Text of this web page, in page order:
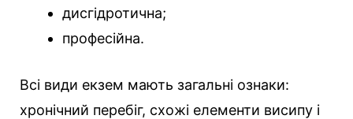
дисгідротична;
професійна.
Всі види екзем мають загальні ознаки:
хронічний перебіг, схожі елементи висипу і